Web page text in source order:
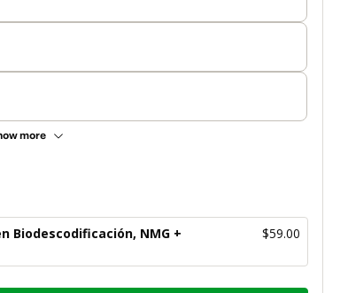
more
Biodescodificación, NMG +
$59.00